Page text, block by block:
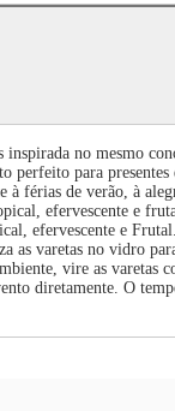
no mesmo
para presentes
férias de verão, à
efervescente e
efervescente e
as varetas no vidro
vire as varetas
diretamente. O